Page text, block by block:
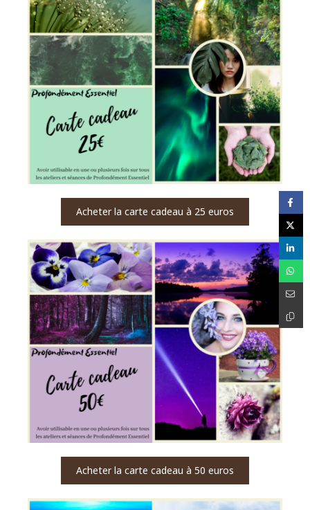
Acheter la carte cadeau à 25 euros
Acheter la carte cadeau à 50 euros